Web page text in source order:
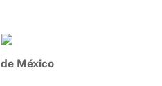
México